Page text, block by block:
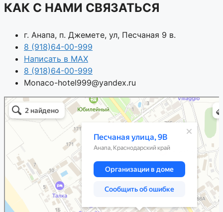
КАК С НАМИ СВЯЗАТЬСЯ
г. Анапа, п. Джемете, ул, Песчаная 9 в.
8 (918)64-00-999
Написать в MAX
8 (918)64-00-999
Monaco-hotel999@yandex.ru
Анапа
Песчаная улица, 9В — Яндекс.Карты